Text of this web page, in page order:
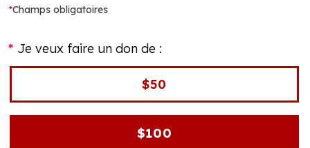
*Champs obligatoires
Je veux faire un don de :
$50
$100